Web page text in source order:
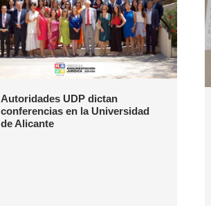
Autoridades UDP dictan
conferencias en la Universidad
de Alicante